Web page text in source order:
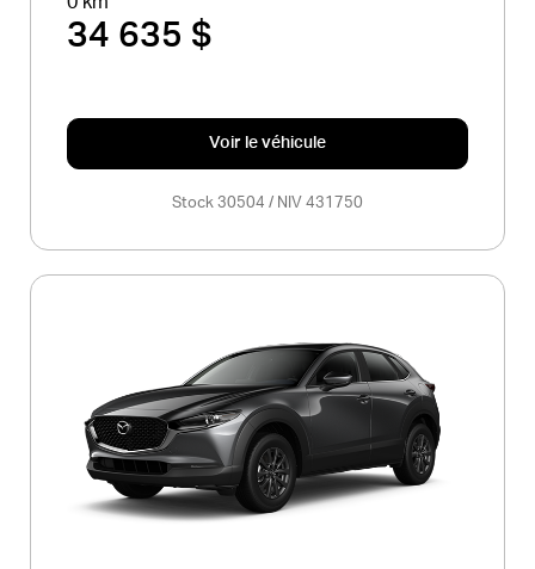
34 635 $
Voir le véhicule
Stock 30504 / NIV 431750